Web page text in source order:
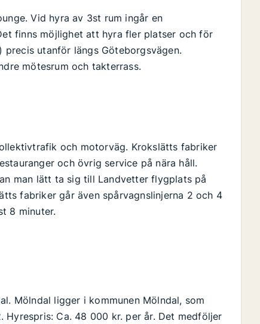
Vid hyra av 3st rum ingår en
finns möjlighet att hyra fler platser och för
utanför längs Göteborgsvägen.
mötesrum och takterrass.
och motorväg. Krokslätts fabriker
och övrig service på nära håll.
man lätt ta sig till Landvetter flygplats på
fabriker går även spårvagnslinjerna 2 och 4
8 minuter.
Mölndal ligger i kommunen Mölndal, som
Ca. 48 000 kr. per år. Det medföljer